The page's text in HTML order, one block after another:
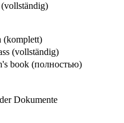
(komplett)
(vollständig)
book (полностью)
Dokumente